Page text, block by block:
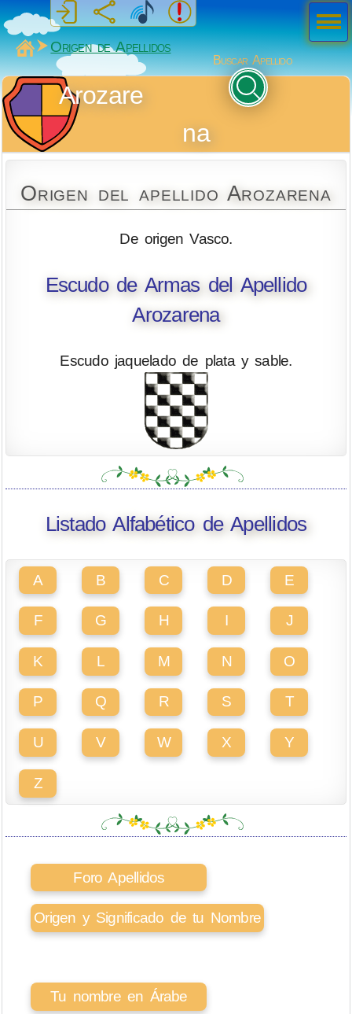
MiSabueso
Origen de Apellidos
Buscar Apellido
Arozare
na
Origen del apellido Arozarena
De origen Vasco.
Escudo de Armas del Apellido
Arozarena
Escudo jaquelado de plata y sable.
Listado Alfabético de Apellidos
A B C D E
F G H I J
K L M N O
P Q R S T
U V W X Y
Z
Foro Apellidos
Origen y Significado de tu Nombre
Tu nombre en Árabe
Men
ú